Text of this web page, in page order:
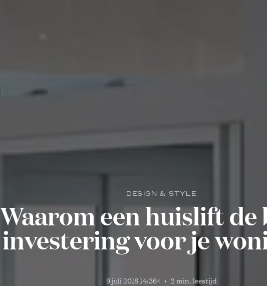
DESIGN & STYLE
Waarom een huislift de
investering voor je
9 juli 2018 14:36< • 2 min. leestijd